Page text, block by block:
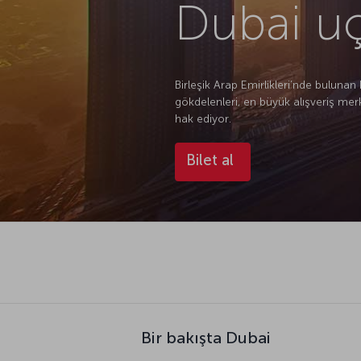
Dubai
Birleşik Arap Emirlikleri’nde
gökdelenleri, en büyük alışveriş
hak ediyor.
Bilet al
Bir bakışta Dubai